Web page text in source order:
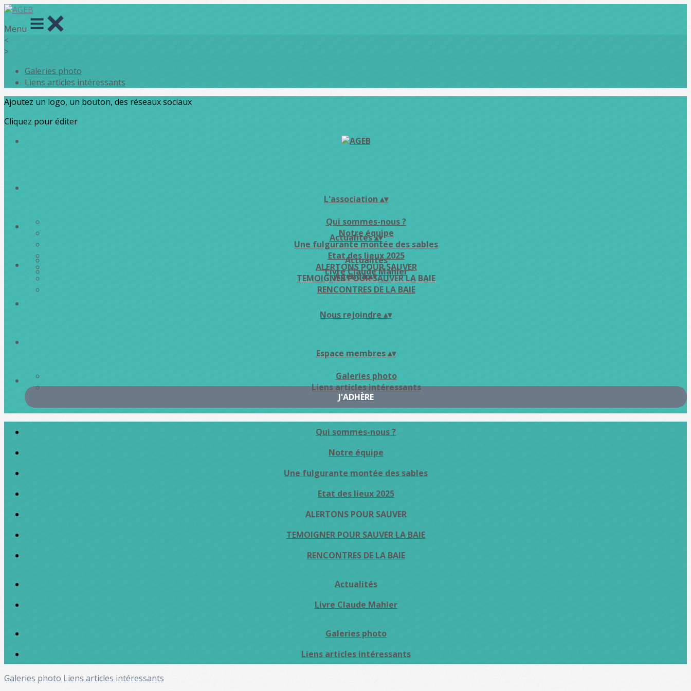
Menu
<
>
Galeries photo
Liens articles intéressants
Ajoutez un logo, un bouton, des réseaux sociaux
Cliquez pour éditer
L'association ▴▾
Qui sommes-nous ?
Notre équipe
Une fulgurante montée des sables
Etat des lieux 2025
ALERTONS POUR SAUVER
TEMOIGNER POUR SAUVER LA BAIE
RENCONTRES DE LA BAIE
Actualités▴▾
Actualités
Livre Claude Mahler
Agenda▴▾
Nous rejoindre ▴▾
Espace membres▴▾
Galeries photo
Liens articles intéressants
J'ADHÈRE
Qui sommes-nous ?
Notre équipe
Une fulgurante montée des sables
Etat des lieux 2025
ALERTONS POUR SAUVER
TEMOIGNER POUR SAUVER LA BAIE
RENCONTRES DE LA BAIE
Actualités
Livre Claude Mahler
Galeries photo
Liens articles intéressants
Galeries photo Liens articles intéressants